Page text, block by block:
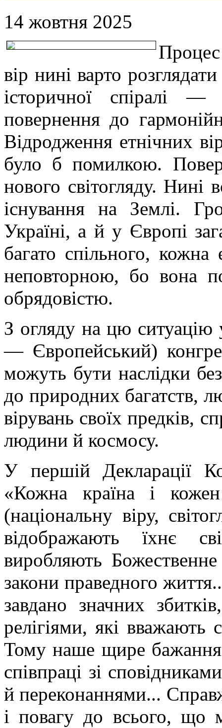
14 жовтня 2025
вір нині варто
історичної спіралі —
повернення до
Відродження етнічних
було б помилкою.
нового світогляду. Нині
існування на Землі.
Україні, а й у Європі
багато спільного, кожна
неповторною, бо вона
обрядовістю.
З огляду на цю ситуацію
— Європейський)
можуть бути наслідки
до природних багатств,
вірувань своїх предків,
людини й космосу.
У першій Декларації
«Кожна країна і
(національну віру,
відображають їхнє
виробляють
закони праведного
завдано значних
релігіями, які вважають
Тому наше щире
співпраці зі
й переконаннями...
і повагу до всього, що